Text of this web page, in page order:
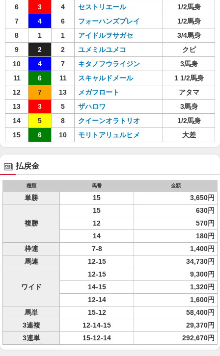
6
3 4 セストリエール
1/2馬身
7
4 6 フォーハンズプレイ
1/2馬身
8
1 1 アイドルヲサガセ
3/4馬身
9
2 2 ユメミルユメコ
クビ
10
4 7 キタノフウライジン
3馬身
11
6 11 スキャルドメール
1 1/2馬身
12
7 13 メガフロート
アタマ
13
3 5 ザハロワ
3馬身
14
5 8 クイーンオラトリオ
1/2馬身
15
6 10 モリトアリュルヒメ 大差
払戻金
種類 馬番 金額
単勝 15 3,650円
複勝
15
630円
12
570円
14
180円
枠連
7-8
1,400円
馬連
12-15 34,730円
ワイド
12-15
9,300円
14-15
1,320円
12-14
1,600円
馬単
15-12
58,400円
3連複
12-14-15
29,370円
3連単
15-12-14 292,670円